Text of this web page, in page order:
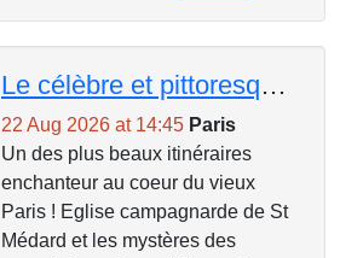
Le célèbre et pittoresque quartier Mouffetard
22 Aug 2026 at 14:45 Paris
Un des plus beaux itinéraires
enchanteur au coeur du vieux
Paris ! Eglise campagnarde de St
Médard et les mystères des